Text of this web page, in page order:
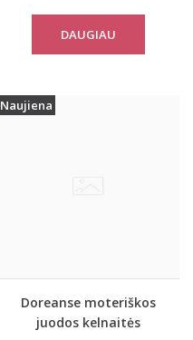
DAUGIAU
Naujiena
Doreanse moteriškos
juodos kelnaitės